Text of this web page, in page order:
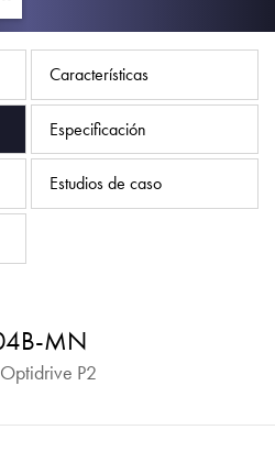
Características
Especificación
Estudios de caso
MN
P2
Noticias
Empleo
Acerca de
Contacto